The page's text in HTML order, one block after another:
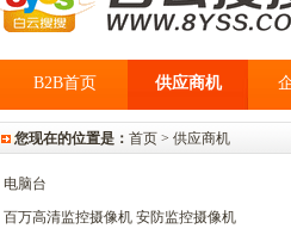
B2B首页 供应商机
您现在的位置是： 首页 > 供应商机
电脑台
百万高清监控摄像机 安防监控摄像机